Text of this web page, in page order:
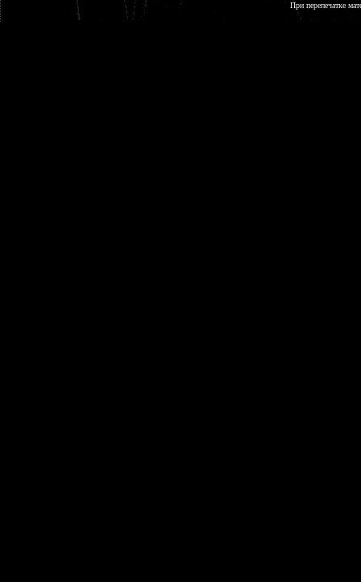
При перепечатке